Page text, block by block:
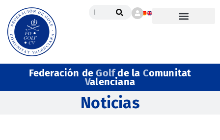
Federación deGolfde la Comunitat
Valenciana
Noticias